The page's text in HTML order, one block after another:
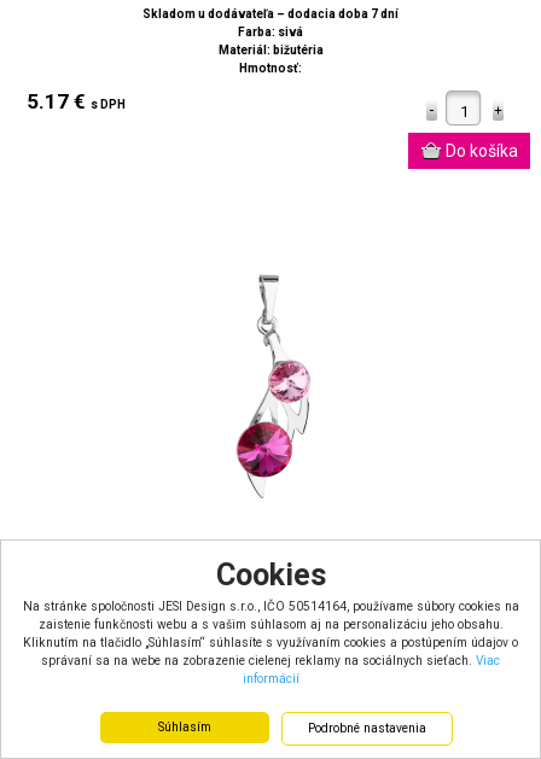
Cookies
Na stránke spoločnosti JESI Design s.r.o., IČO 50514164, používame súbory cookies na
zaistenie funkčnosti webu a s vašim súhlasom aj na personalizáciu jeho obsahu.
Kliknutím na tlačidlo „Súhlasím“ súhlasíte s využívaním cookies a postúpením údajov o
správaní sa na webe na zobrazenie cielenej reklamy na sociálnych sieťach. Viac
informácií
Súhlasím Podrobné nastavenia
Skladom u dodávateľa – dodacia doba 7 dní
Farba: sivá
Materiál: bižutéria
Hmotnosť:
5.17 € s DPH
Prívesok bižutérie so Swarovski kryštálmi ružový podlhovast...
Skladom u dodávateľa – dodacia doba 7 dní
Farba: ružová
Materiál: bižutéria